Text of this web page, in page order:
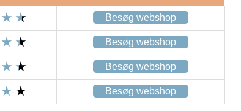
Besøg webshop
Besøg webshop
Besøg webshop
Besøg webshop